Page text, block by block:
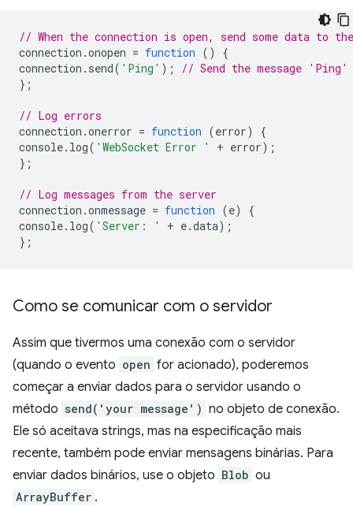
// When the connection is open, send some data to
connection .onopen = function ()
{
connection . send( 'Ping' );
// Send the message
};
// Log errors
connection .onerror = function (error)
{
console. log( 'WebSocket Error ' + error);
};
// Log messages from the server
connection .onmessage = function (e)
{
console. log( 'Server: ' + e.data);
};
Como se comunicar com o servidor
Assim que tivermos uma conexão com o servidor
(quando o evento open for acionado), poderemos
começar a enviar dados para o servidor usando o
método send('your message') no objeto de conexão.
Ele só aceitava strings, mas na especificação mais
recente, também pode enviar mensagens binárias. Para
enviar dados binários, use o objeto Blob ou
ArrayBuffer .